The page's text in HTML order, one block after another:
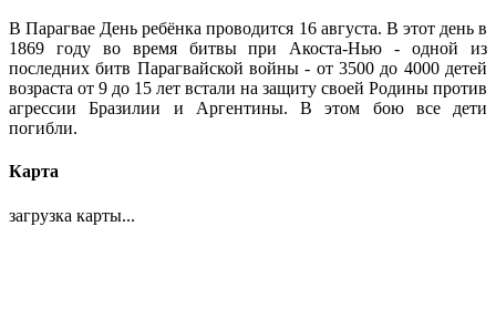
В Парагвае День ребёнка проводится 16 августа. В этот день в
1869 году во время битвы при Акоста-Нью - одной из
последних битв Парагвайской войны - от 3500 до 4000 детей
возраста от 9 до 15 лет встали на защиту своей Родины против
агрессии Бразилии и Аргентины. В этом бою все дети
погибли.
Карта
загрузка карты...